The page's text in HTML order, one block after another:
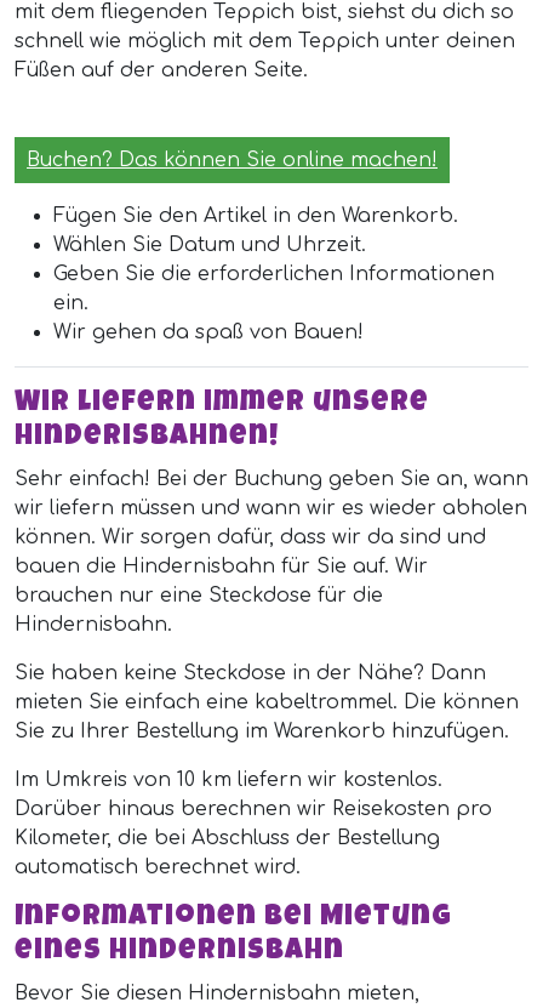
mit dem fliegenden Teppich bist, siehst du dich so
schnell wie möglich mit dem Teppich unter deinen
Füßen auf der anderen Seite.
Buchen? Das können Sie online machen!
Fügen Sie den Artikel in den Warenkorb.
Wählen Sie Datum und Uhrzeit.
Geben Sie die erforderlichen Informationen
ein.
Wir gehen da spaß von Bauen!
Wir liefern immer unsere
Hinderisbahnen!
Sehr einfach! Bei der Buchung geben Sie an, wann
wir liefern müssen und wann wir es wieder abholen
können. Wir sorgen dafür, dass wir da sind und
bauen die Hindernisbahn für Sie auf. Wir
brauchen nur eine Steckdose für die
Hindernisbahn.
Sie haben keine Steckdose in der Nähe? Dann
mieten Sie einfach eine kabeltrommel. Die können
Sie zu Ihrer Bestellung im Warenkorb hinzufügen.
Im Umkreis von 10 km liefern wir kostenlos.
Darüber hinaus berechnen wir Reisekosten pro
Kilometer, die bei Abschluss der Bestellung
automatisch berechnet wird.
Informationen bei Mietung
eines Hindernisbahn
Bevor Sie diesen Hindernisbahn mieten,